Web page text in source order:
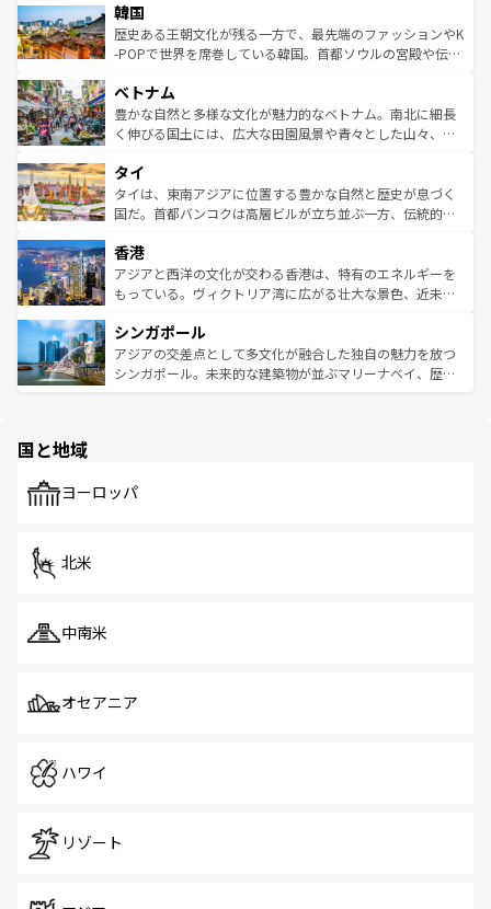
ワイを、存分に味わってほしい。 なお、新着のハワイ情報
はコンテンツ一覧を参照してほしい。
いる。アクティビティも充実しており、サーフィンやダイ
ビング、ハイキングなど、アウトドア好きにはたまらな
い。オーストラリアの多彩な魅力を存分に味わいつくそ
参照してほしい。
ン）、静ひつな山岳地帯である台湾東部など、都市の喧騒
と山間の静けさが共存しており、訪れる人に新しい発見と
驚きをもたらしてくれる。また、奥深い台湾の食文化も魅
容にもいいと評判のスイーツなど、バラエティ豊かな料理
が味わえる。 なお、新着の台湾情報は コンテンツ一覧を参
照してほしい。
韓国
歴史ある王朝文化が残る一方で、最先端のファッションやK
-POPで世界を席巻している韓国。首都ソウルの宮殿や伝統
き、地方に足を延ばせば四季折々の自然美を楽しむことが
できる。そして、キムチや焼肉、絶品のストリートフード
まで、さまざまな韓国料理が待っている。夜には、韓国な
リティに包まれながら、韓国の多彩な魅力を心ゆくまで味
わってみてほしい。 なお、新着の韓国情報はコンテンツ一
覧を参照してほしい。
ベトナム
豊かな自然と多様な文化が魅力的なベトナム。南北に細長
く伸びる国土には、広大な田園風景や青々とした山々、世
急速な発展と共に伝統が息づく。ハノイの古い町並みやホ
ーチミン市のフランス統治時代の建物も、独特の雰囲気を
醸し出している。また、バラエティの豊かさとおいしさで
とつ。フォーやバインミー、ベトナムコーヒーなどは、ぜ
ひ現地で味わいたい。どの地域を訪れてもあたたかい人々
が旅行者を迎えてくれるので、きっと忘れられない旅にな
参照してほしい。
タイ
タイは、東南アジアに位置する豊かな自然と歴史が息づく
国だ。首都バンコクは高層ビルが立ち並ぶ一方、伝統的な
の活気が交差している。北部ではチェンマイなどの山岳地
帯で自然と触れ合い、南部ではプーケットやクラビの美し
いビーチでリゾート気分を楽しむことができる。タイ料理
激する。気候は一年中温暖で、どの季節にも異なる楽しみ
が待っている。親しみやすいタイの人々、仏教を中心とし
た文化、そして多様な観光資源が、訪れる旅人を魅了し続
香港
アジアと西洋の文化が交わる香港は、特有のエネルギーを
もっている。ヴィクトリア湾に広がる壮大な景色、近未来
み、どこを訪れても感動するはず。観光スポットが密集し
ており、効率よく見どころを回れるのも魅力。息をのむよ
うな絶景から文化的な体験まで、香港を存分に楽しみ尽く
シンガポール
アジアの交差点として多文化が融合した独自の魅力を放つ
シンガポール。未来的な建築物が並ぶマリーナベイ、歴史
で、ホーカーズは地元の風情を楽しめる外せないスポット
国と地域
ヨーロッパ
北米
中南米
オセアニア
ハワイ
リゾート